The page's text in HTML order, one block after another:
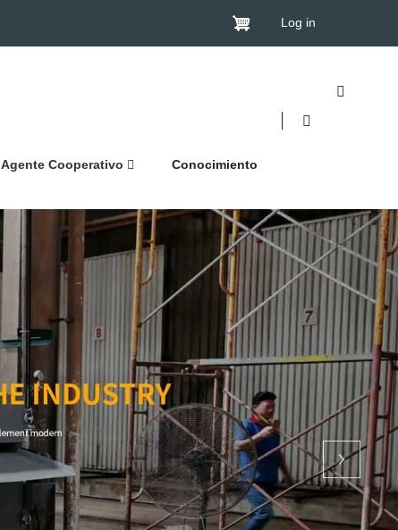
Log in
Agente Cooperativo Conocimiento